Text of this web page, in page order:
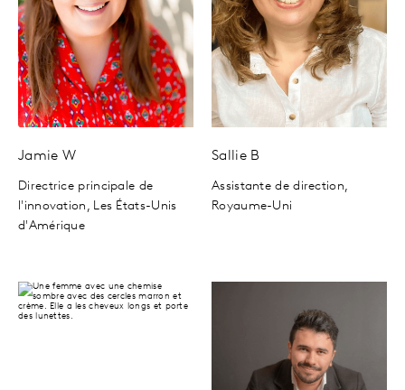
Jamie W
Directrice principale de
l'innovation, Les États-Unis
d'Amérique
SallieB
Assistante de direction,
Royaume-Uni